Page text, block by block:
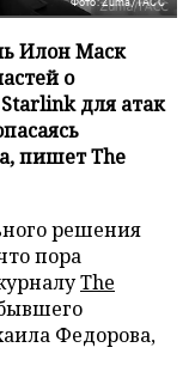
Илон Маск
о
для атак
пишет The
решения
пора
The
Федорова,